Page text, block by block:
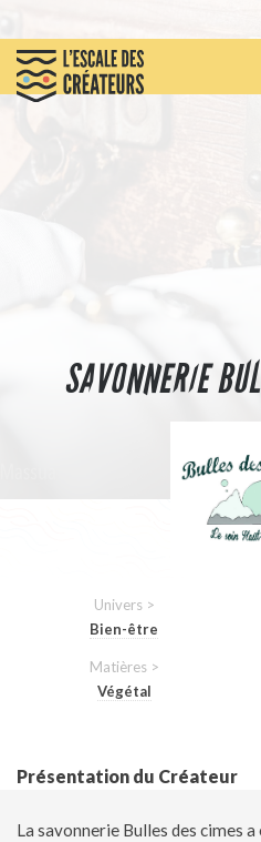
SAVONNERIE
Univers >
Bien-être
Matières >
Végétal
Présentation du Créateur
La savonnerie Bulles des cimes